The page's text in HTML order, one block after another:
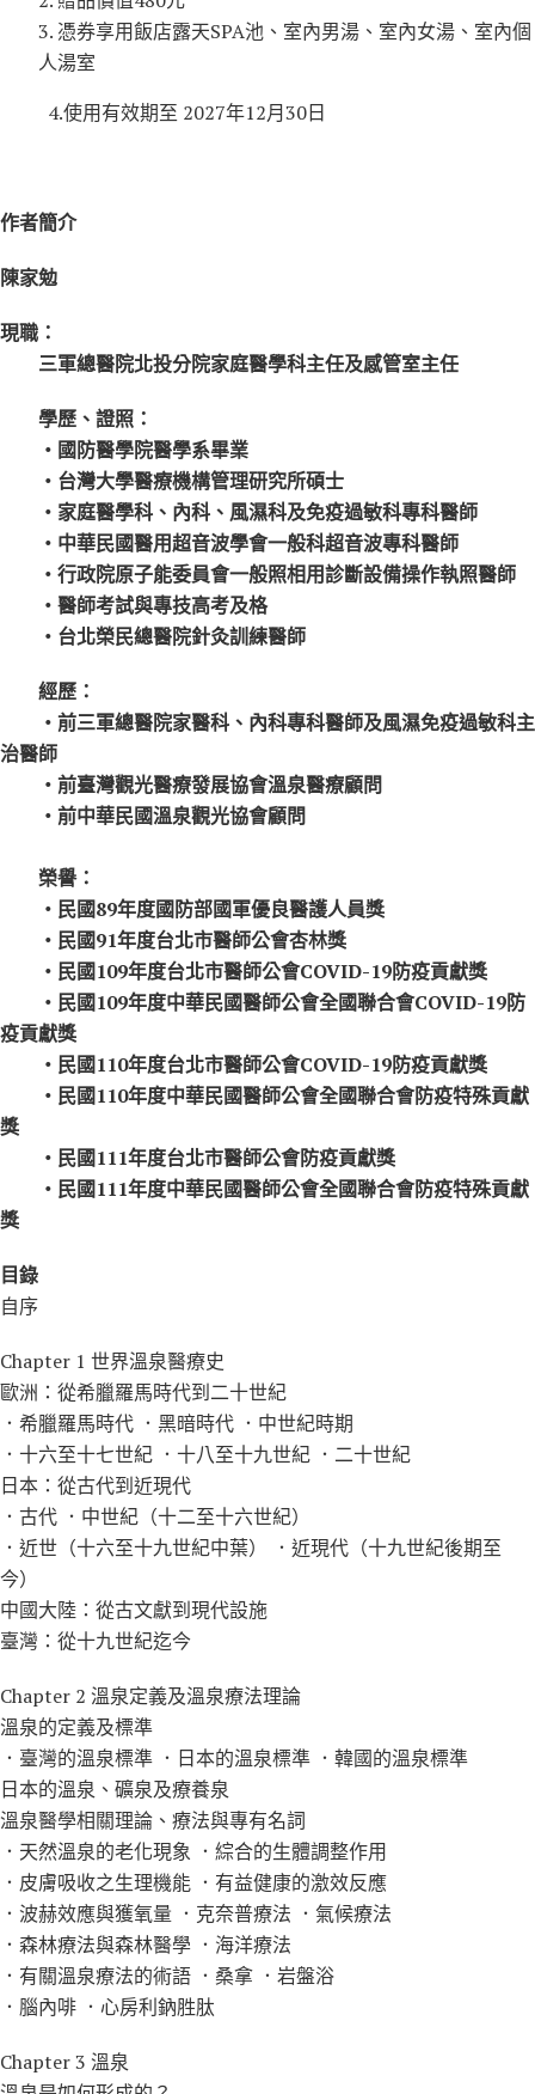
3. 憑券享用飯店露天SPA池、室內男湯、室內女湯、室內個
人湯室
4.使用有效期至 2027年12月30日
作者簡介
陳家勉
現職：
三軍總醫院北投分院家庭醫學科主任及感管室主任
學歷、證照：
‧國防醫學院醫學系畢業
‧台灣大學醫療機構管理研究所碩士
‧家庭醫學科、內科、風濕科及免疫過敏科專科醫師
‧中華民國醫用超音波學會一般科超音波專科醫師
‧行政院原子能委員會一般照相用診斷設備操作執照醫師
‧醫師考試與專技高考及格
‧台北榮民總醫院針灸訓練醫師
經歷：
‧前三軍總醫院家醫科、內科專科醫師及風濕免疫過敏科主
治醫師
‧前臺灣觀光醫療發展協會溫泉醫療顧問
‧前中華民國溫泉觀光協會顧問
榮譽：
‧民國89年度國防部國軍優良醫護人員獎
‧民國91年度台北市醫師公會杏林獎
‧民國109年度台北市醫師公會COVID-19防疫貢獻獎
‧民國109年度中華民國醫師公會全國聯合會COVID-19防
疫貢獻獎
‧民國110年度台北市醫師公會COVID-19防疫貢獻獎
‧民國110年度中華民國醫師公會全國聯合會防疫特殊貢獻
獎
‧民國111年度台北市醫師公會防疫貢獻獎
‧民國111年度中華民國醫師公會全國聯合會防疫特殊貢獻
獎
目錄
自序
Chapter 1 世界溫泉醫療史
歐洲：從希臘羅馬時代到二十世紀
．希臘羅馬時代 ．黑暗時代 ．中世紀時期
．十六至十七世紀 ．十八至十九世紀 ．二十世紀
日本：從古代到近現代
．古代 ．中世紀（十二至十六世紀）
．近世（十六至十九世紀中葉） ．近現代（十九世紀後期至
今）
中國大陸：從古文獻到現代設施
臺灣：從十九世紀迄今
Chapter 2 溫泉定義及溫泉療法理論
溫泉的定義及標準
．臺灣的溫泉標準 ．日本的溫泉標準 ．韓國的溫泉標準
日本的溫泉、礦泉及療養泉
溫泉醫學相關理論、療法與專有名詞
．天然溫泉的老化現象 ．綜合的生體調整作用
．皮膚吸收之生理機能 ．有益健康的激效反應
．波赫效應與獲氧量 ．克奈普療法 ．氣候療法
．森林療法與森林醫學 ．海洋療法
．有關溫泉療法的術語 ．桑拿 ．岩盤浴
．腦內啡 ．心房利鈉胜肽
Chapter 3 溫泉